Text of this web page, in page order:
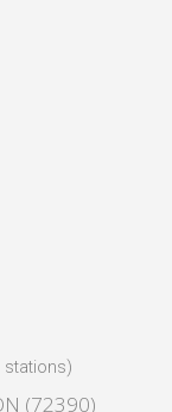
stations)
(72390)